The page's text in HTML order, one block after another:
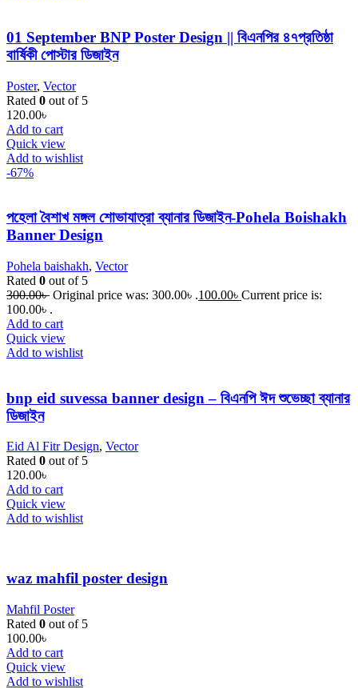
01 September BNP Poster Design || বিএনপির ৪৭প্রতিষ্ঠা
বার্ষিকী পোস্টার ডিজাইন
Poster, Vector
Rated 0 out of 5
120.00৳
Add to cart
Quick view
Add to wishlist
-67%
পহেলা বৈশাখ মঙ্গল শোভাযাত্রা ব্যানার ডিজাইন-Pohela Boishakh
Banner Design
Pohela baishakh, Vector
Rated 0 out of 5
300.00৳ Original price was: 300.00৳ .100.00৳ Current price is:
100.00৳ .
Add to cart
Quick view
Add to wishlist
bnp eid suvessa banner design – বিএনপি ঈদ শুভেচ্ছা ব্যানার
ডিজাইন
Eid Al Fitr Design, Vector
Rated 0 out of 5
120.00৳
Add to cart
Quick view
Add to wishlist
waz mahfil poster design
Mahfil Poster
Rated 0 out of 5
100.00৳
Add to cart
Quick view
Add to wishlist